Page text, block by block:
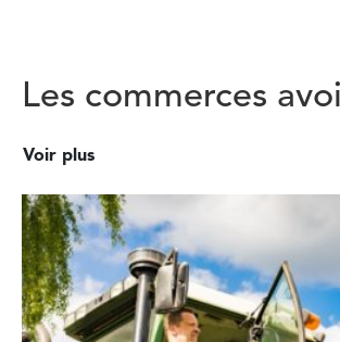
Les commerces
Voir plus